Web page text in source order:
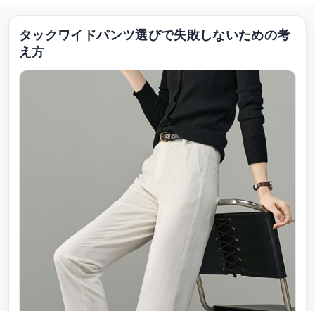
タックワイドパンツ選びで失敗しないための考
え方